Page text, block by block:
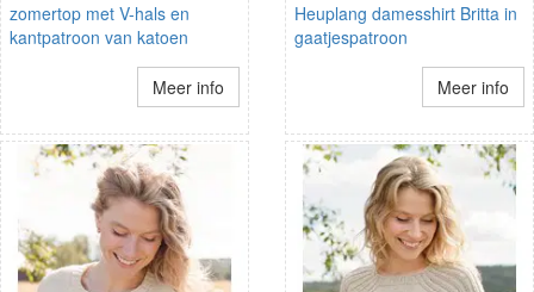
zomertop met V-hals en
kantpatroon van katoen
Meer info
Heuplang damesshirt Britta in
gaatjespatroon
Meer info